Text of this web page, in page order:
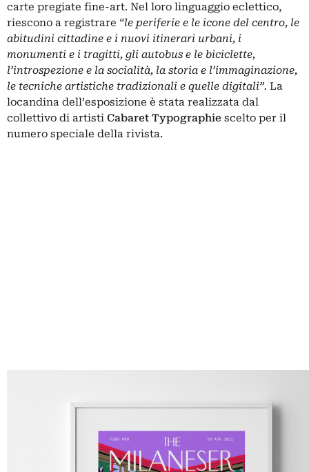
carte pregiate fine-art. Nel loro linguaggio eclettico,
riescono a registrare “le periferie e le icone del centro, le
abitudini cittadine e i nuovi itinerari urbani, i
monumenti e i tragitti, gli autobus e le biciclette,
l’introspezione e la socialità, la storia e l’immaginazione,
le tecniche artistiche tradizionali e quelle digitali”. La
locandina dell’esposizione è stata realizzata dal
collettivo di artisti Cabaret Typographie scelto per il
numero speciale della rivista.